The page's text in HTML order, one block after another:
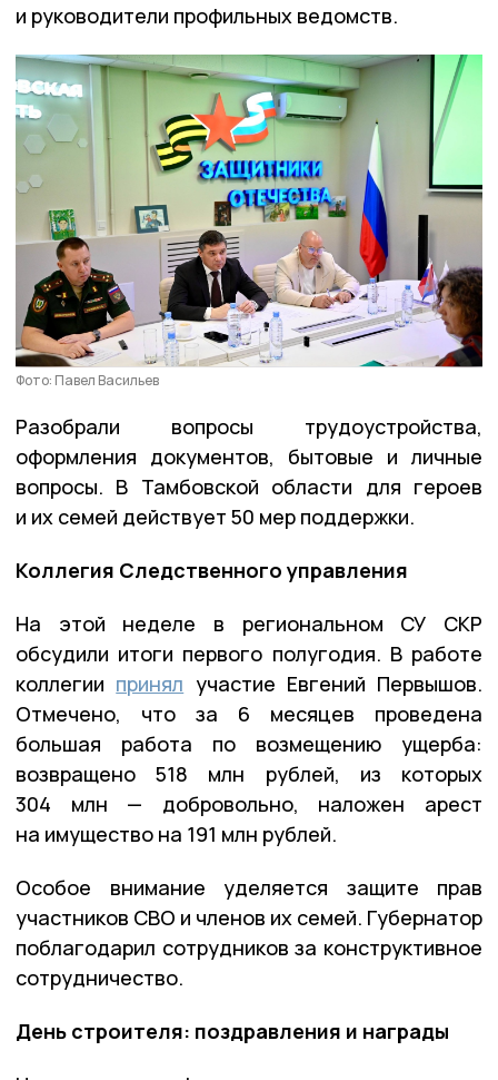
и руководители профильных ведомств.
Фото: Павел Васильев
Разобрали вопросы трудоустройства,
оформления документов, бытовые и личные
вопросы. В Тамбовской области для героев
и их семей действует 50 мер поддержки.
Коллегия Следственного управления
На этой неделе в региональном СУ СКР
обсудили итоги первого полугодия. В работе
коллегии принял участие Евгений Первышов.
Отмечено, что за 6 месяцев проведена
большая работа по возмещению ущерба:
возвращено 518 млн рублей, из которых
304 млн — добровольно, наложен арест
на имущество на 191 млн рублей.
Особое внимание уделяется защите прав
участников СВО и членов их семей. Губернатор
поблагодарил сотрудников за конструктивное
сотрудничество.
День строителя: поздравления и награды